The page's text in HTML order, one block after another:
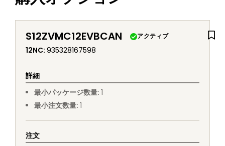
S12ZVMC12EVBCAN アクティブ
12NC: 935328167598
詳細
最小パッケージ数量: 1
最小注文数量: 1
注文